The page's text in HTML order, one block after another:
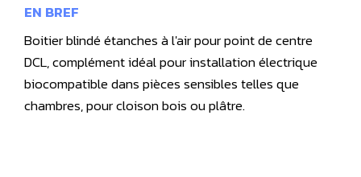
EN BREF
Boitier blindé étanches à l'air pour point de centre
DCL, complément idéal pour installation électrique
biocompatible dans pièces sensibles telles que
chambres, pour cloison bois ou plâtre.